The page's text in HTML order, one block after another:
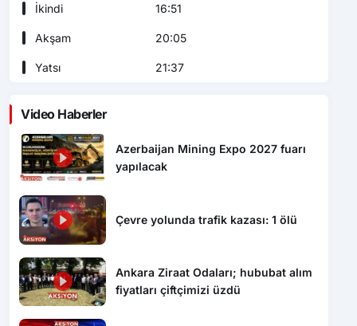
İkindi 16:51
Akşam 20:05
Yatsı 21:37
Video Haberler
Azerbaijan Mining Expo 2027 fuarı
yapılacak
Çevre yolunda trafik kazası: 1 ölü
Ankara Ziraat Odaları; hububat alım
fiyatları çiftçimizi üzdü